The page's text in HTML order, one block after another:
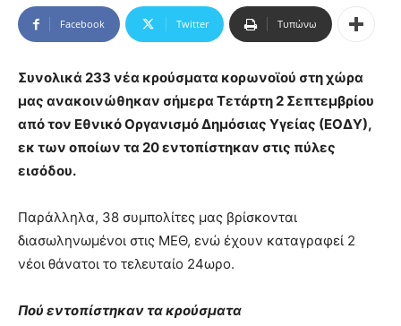
Facebook Twitter Τυπώνω
Συνολικά 233 νέα κρούσματα κορωνοϊού στη χώρα
μας ανακοινώθηκαν σήμερα Τετάρτη 2 Σεπτεμβρίου
από τον Εθνικό Οργανισμό Δημόσιας Υγείας (ΕΟΔΥ),
εκ των οποίων τα 20 εντοπίστηκαν στις πύλες
εισόδου.
Παράλληλα, 38 συμπολίτες μας βρίσκονται
διασωληνωμένοι στις ΜΕΘ, ενώ έχουν καταγραφεί 2
νέοι θάνατοι το τελευταίο 24ωρο.
Πού εντοπίστηκαν τα κρούσματα